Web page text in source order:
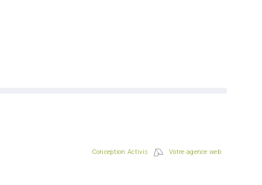
Conception Activis Votre agence web